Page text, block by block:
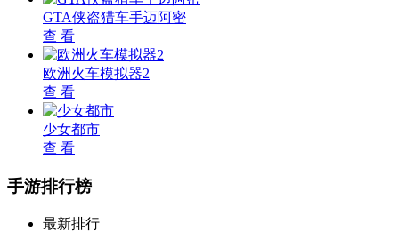
GTA侠盗猎车手迈阿密
查 看
欧洲火车模拟器2
查 看
少女都市
查 看
手游排行榜
最新排行